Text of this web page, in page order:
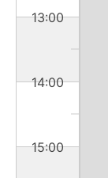
13:00
14:00
15:00